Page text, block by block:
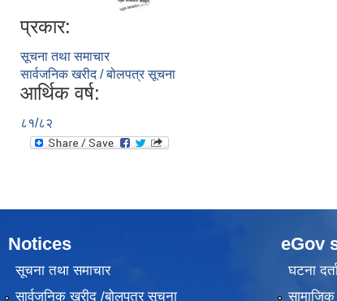
प्रकार:
सूचना तथा समाचार
सार्वजनिक खरीद / बोलपत्र सूचना
आर्थिक वर्ष:
८१/८२
Notices
सूचना तथा समाचार
सार्वजनिक खरीद /बोलपत्र सूचना
eGov
घटना
सामाजिक